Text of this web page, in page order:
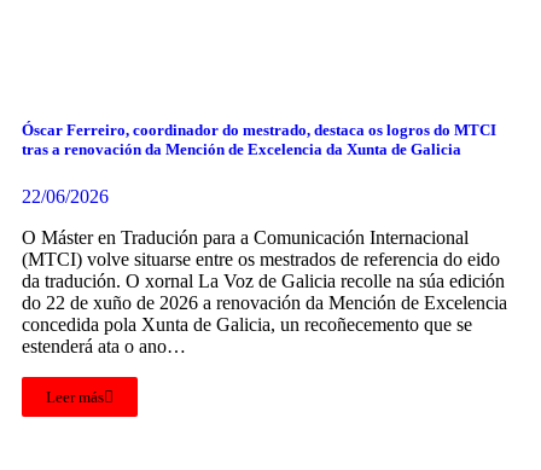
Óscar Ferreiro, coordinador do mestrado, destaca os logros do MTCI
tras a renovación da Mención de Excelencia da Xunta de Galicia
22/06/2026
O Máster en Tradución para a Comunicación Internacional
(MTCI) volve situarse entre os mestrados de referencia do eido
da tradución. O xornal La Voz de Galicia recolle na súa edición
do 22 de xuño de 2026 a renovación da Mención de Excelencia
concedida pola Xunta de Galicia, un recoñecemento que se
estenderá ata o ano…
Leer más